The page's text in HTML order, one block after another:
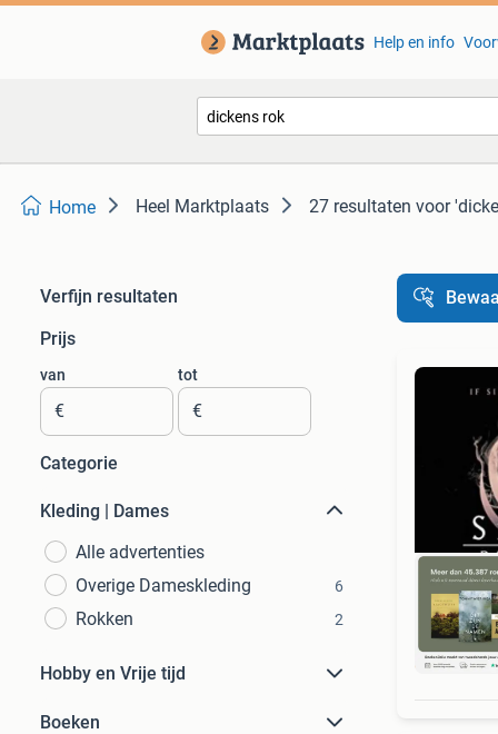
Help en info
Home Heel Marktplaats 27 resultaten voor
Verfijn resultaten
Prijs
van
€
tot
€
Categorie
Kleding | Dames
Alle advertenties
Overige Dameskleding
6
Rokken 2
Hobby en Vrije tijd
Boeken